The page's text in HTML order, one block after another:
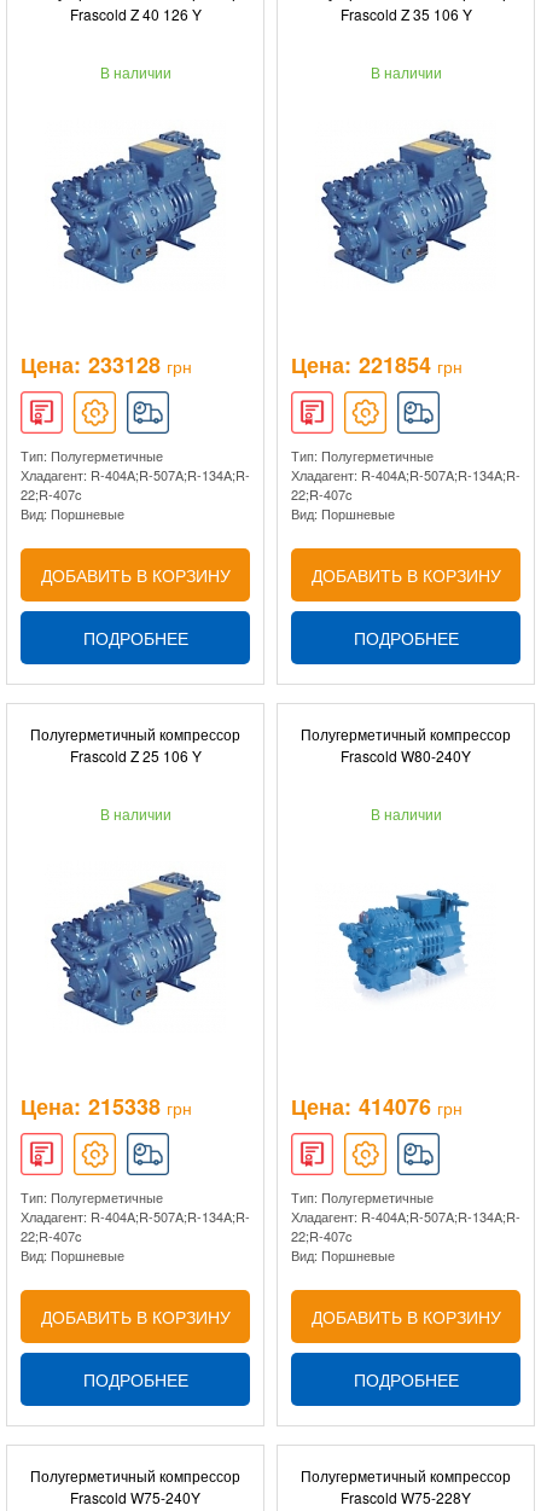
Frascold Z 40 126 Y
В наличии
Цена: 233128 грн
Тип: Полугерметичные
Хладагент: R-404A;R-507A;R-134A;R-
22;R-407c
Вид: Поршневые
ДОБАВИТЬ В КОРЗИНУ
ПОДРОБНЕЕ
Frascold Z 35 106 Y
В наличии
Цена: 221854 грн
Тип: Полугерметичные
Хладагент: R-404A;R-507A;R-134A;R-
22;R-407c
Вид: Поршневые
ДОБАВИТЬ В КОРЗИНУ
ПОДРОБНЕЕ
Полугерметичный компрессор
Frascold Z 25 106 Y
В наличии
Цена: 215338 грн
Тип: Полугерметичные
Хладагент: R-404A;R-507A;R-134A;R-
22;R-407c
Вид: Поршневые
ДОБАВИТЬ В КОРЗИНУ
ПОДРОБНЕЕ
Полугерметичный компрессор
Frascold W80-240Y
В наличии
Цена: 414076 грн
Тип: Полугерметичные
Хладагент: R-404A;R-507A;R-134A;R-
22;R-407c
Вид: Поршневые
ДОБАВИТЬ В КОРЗИНУ
ПОДРОБНЕЕ
Полугерметичный компрессор
Frascold W75-240Y
Полугерметичный компрессор
Frascold W75-228Y